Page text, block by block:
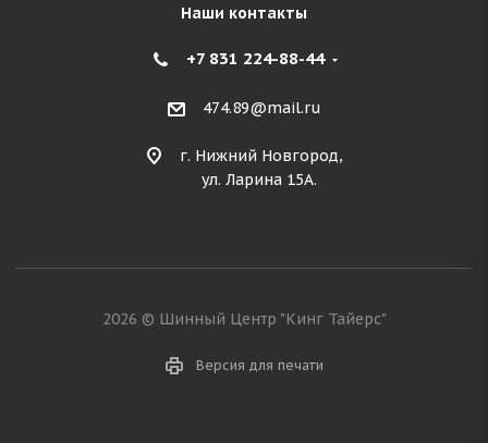
Наши контакты
+7 831 224-88-44
474.89@mail.ru
г. Нижний Новгород,
ул. Ларина 15А.
2026 © Шинный Центр "Кинг Тайерс"
Версия для печати